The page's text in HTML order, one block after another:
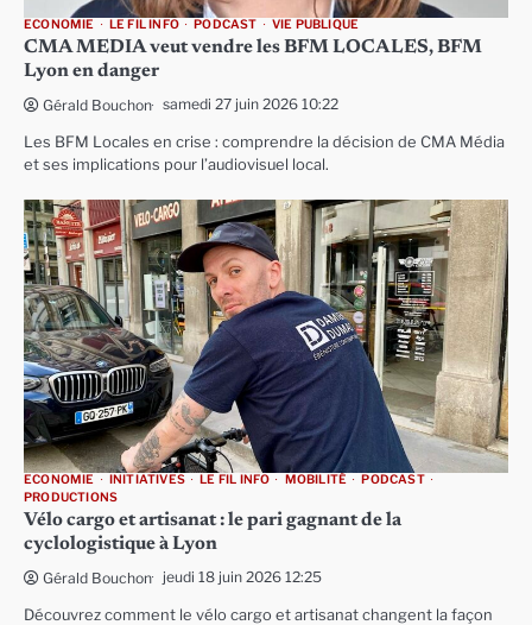
ECONOMIE LE FIL INFO PODCAST VIE PUBLIQUE
CMA MEDIA veut vendre les BFM LOCALES, BFM
Lyon en danger
Gérald Bouchon samedi 27 juin 2026 10:22
Les BFM Locales en crise : comprendre la décision de CMA Média
et ses implications pour l’audiovisuel local.
ECONOMIE INITIATIVES LE FIL INFO MOBILITÉ
PODCAST
PRODUCTIONS
Vélo cargo et artisanat : le pari gagnant de la
cyclologistique à Lyon
Gérald Bouchon jeudi 18 juin 2026 12:25
Découvrez comment le vélo cargo et artisanat changent la façon